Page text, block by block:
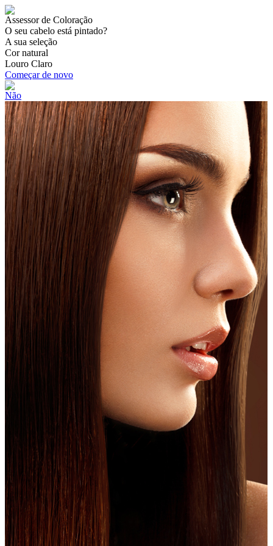
Assessor de Coloração
O seu cabelo está pintado?
A sua seleção
Cor natural
Louro Claro
Começar de novo
Não